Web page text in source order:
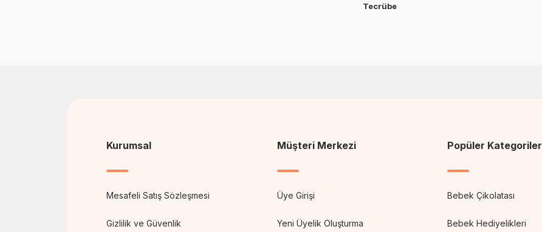
Tecrübe
Kurumsal
Mesafeli Satış Sözleşmesi
Gizlilik ve Güvenlik
Müşteri Merkezi
Üye Girişi
Yeni Üyelik Oluşturma
Popüler Kategoriler
Bebek Çikolatası
Bebek Hediyelikleri